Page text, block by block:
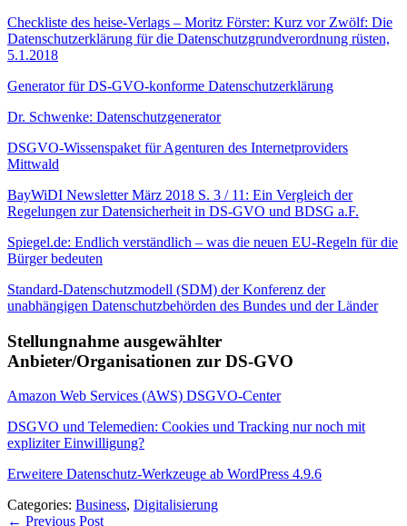
Checkliste des heise-Verlags – Moritz Förster: Kurz vor Zwölf: Die
Datenschutzerklärung für die Datenschutzgrundverordnung rüsten,
5.1.2018
Generator für DS-GVO-konforme Datenschutzerklärung
Dr. Schwenke: Datenschutzgenerator
DSGVO-Wissenspaket für Agenturen des Internetproviders
Mittwald
BayWiDI Newsletter März 2018 S. 3 / 11: Ein Vergleich der
Regelungen zur Datensicherheit in DS-GVO und BDSG a.F.
Spiegel.de: Endlich verständlich – was die neuen EU-Regeln für die
Bürger bedeuten
Standard-Datenschutzmodell (SDM) der Konferenz der
unabhängigen Datenschutzbehörden des Bundes und der Länder
Stellungnahme ausgewählter
Anbieter/Organisationen zur DS-GVO
Amazon Web Services (AWS) DSGVO-Center
DSGVO und Telemedien: Cookies und Tracking nur noch mit
expliziter Einwilligung?
Erweitere Datenschutz-Werkzeuge ab WordPress 4.9.6
Categories: Business, Digitalisierung
← Previous Post